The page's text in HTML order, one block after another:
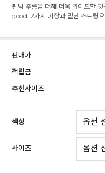
핀턱 주름을 더해 더욱 와이드한
good! 2가지 기장과 밑단 스트링
판매가
적립금
추천사이즈
색상
사이즈